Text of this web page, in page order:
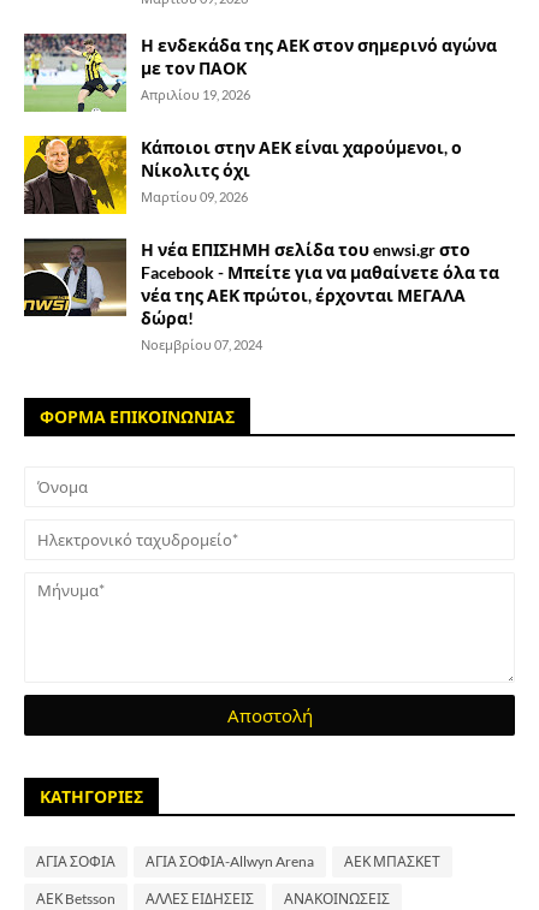
Η ενδεκάδα της ΑΕΚ στον σημερινό αγώνα
με τον ΠΑΟΚ
Απριλίου 19, 2026
Κάποιοι στην ΑΕΚ είναι χαρούμενοι, ο
Νίκολιτς όχι
Μαρτίου 09, 2026
Η νέα ΕΠΙΣΗΜΗ σελίδα του enwsi.gr στο
Facebook - Μπείτε για να μαθαίνετε όλα τα
νέα της ΑΕΚ πρώτοι, έρχονται ΜΕΓΑΛΑ
δώρα!
Νοεμβρίου 07, 2024
ΦΟΡΜΑ ΕΠΙΚΟΙΝΩΝΙΑΣ
ΚΑΤΗΓΟΡΙΕΣ
ΑΓΙΑ ΣΟΦΙΑ ΑΓΙΑ ΣΟΦΙΑ-Allwyn Arena ΑΕΚ ΜΠΑΣΚΕΤ
ΑΕΚ Betsson ΑΛΛΕΣ ΕΙΔΗΣΕΙΣ ΑΝΑΚΟΙΝΩΣΕΙΣ